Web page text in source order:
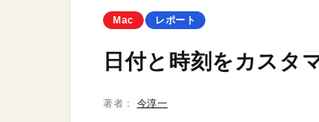
Mac レポート
日付と時刻をカスタ
著者： 今淳一